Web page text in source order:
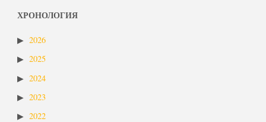
ХРОНОЛОГИЯ
2026
2025
2024
2023
2022